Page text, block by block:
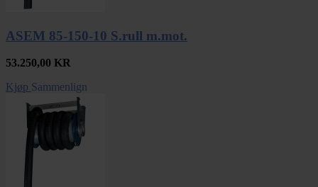
ASEM 85-150-10 S.rull m.mot.
53.250,00 KR
Kjøp Sammenlign